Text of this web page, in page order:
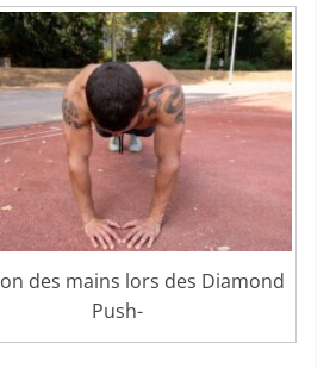
des mains lors des Diamond
Push-